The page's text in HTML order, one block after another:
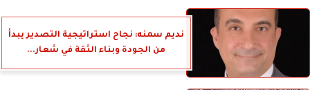
نديم سمنه: نجاح استراتيجية التصدير يبدأ
من الجودة وبناء الثقة في شعار...